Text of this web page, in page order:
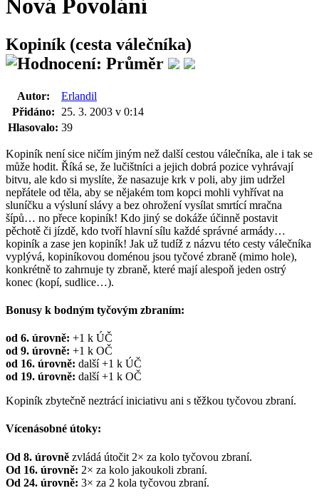
Nová Povolání
Kopiník (cesta válečníka)
Autor:
Erlandil
Přidáno:
25. 3. 2003 v 0:14
Hlasovalo: 39
Kopiník není sice ničím jiným než další cestou válečníka, ale i tak se
může hodit. Říká se, že lučištníci a jejich dobrá pozice vyhrávají
bitvu, ale kdo si myslíte, že nasazuje krk v poli, aby jim udržel
nepřátele od těla, aby se nějakém tom kopci mohli vyhřívat na
sluníčku a výsluní slávy a bez ohrožení vysílat smrtící mračna
šípů… no přece kopiník! Kdo jiný se dokáže účinně postavit
pěchotě či jízdě, kdo tvoří hlavní sílu každé správné armády…
kopiník a zase jen kopiník! Jak už tudíž z názvu této cesty válečníka
vyplývá, kopiníkovou doménou jsou tyčové zbraně (mimo hole),
konkrétně to zahrnuje ty zbraně, které mají alespoň jeden ostrý
konec (kopí, sudlice…).
Bonusy k bodným tyčovým zbraním:
od 6. úrovně: +1 k ÚČ
od 9. úrovně: +1 k OČ
od 16. úrovně: další +1 k ÚČ
od 19. úrovně: další +1 k OČ
Kopiník zbytečně neztrácí iniciativu ani s těžkou tyčovou zbraní.
Vícenásobné útoky:
Od 8. úrovně zvládá útočit 2× za kolo tyčovou zbraní.
Od 16. úrovně: 2× za kolo jakoukoli zbraní.
Od 24. úrovně: 3× za 2 kola tyčovou zbraní.